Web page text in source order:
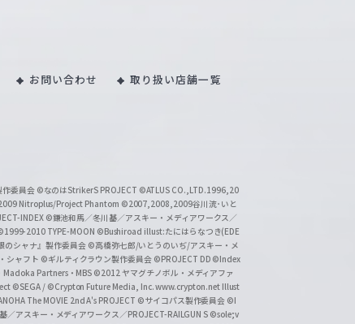
お問い合わせ 取り扱い店舗一覧
作委員会 ©なのはStrikerS PROJECT ©ATLUS CO.,LTD.1996,20
Nitroplus/Project Phantom ©2007,2008,2009谷川流･いと
INDEX ©鎌池和馬／冬川基／アスキー・メディアワークス／
2010 TYPE-MOON ©Bushiroad illust:たにはらなつき(EDE
のシャナ』製作委員会 ©高橋弥七郎/いとうのいぢ/アスキー・メ
シャフト ©ギルティクラウン製作委員会 ©PROJECT DD ©Index
Partners・MBS ©2012 ヤマグチノボル・メディアファ
©SEGA / ©Crypton Future Media, Inc. www.crypton.net Illust
The MOVIE 2nd A's PROJECT ©サイコパス製作委員会 ©I
／アスキー・メディアワークス／PROJECT-RAILGUN S ©sole;v